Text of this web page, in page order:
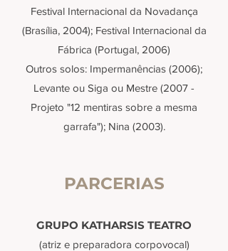
Festival Internacional da Novadança
(Brasília, 2004); Festival Internacional da
Fábrica (Portugal, 2006)
Outros solos: Impermanências (2006);
Levante ou Siga ou Mestre (2007 -
Projeto "12 mentiras sobre a mesma
garrafa"); Nina (2003).
PARCERIAS
GRUPO KATHARSIS TEATRO
(atriz e preparadora corpovocal)